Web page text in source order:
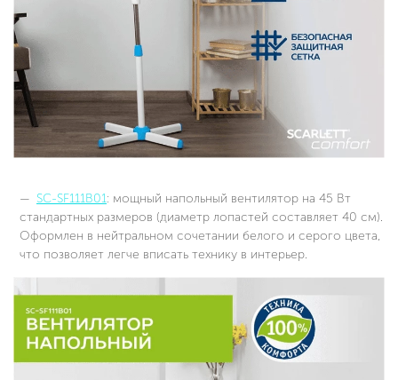
SC-SF111B01: мощный напольный вентилятор на 45 Вт
стандартных размеров (диаметр лопастей составляет 40 см).
Оформлен в нейтральном сочетании белого и серого цвета,
что позволяет легче вписать технику в интерьер.